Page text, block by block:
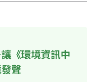
《環境資訊中
聲